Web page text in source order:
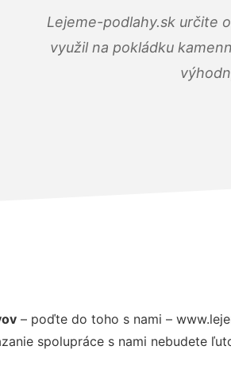
Lejeme-podlahy.sk určite
využil na pokládku
– poďte do toho s nami –
spolupráce s nami nebudete